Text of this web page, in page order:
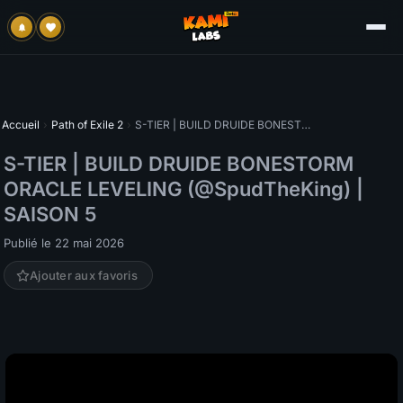
Accueil › Path of Exile 2 › S-TIER | BUILD DRUIDE BONESTORM ORACLE LEVELING (@SpudTheKing) | SAISON 5
S-TIER | BUILD DRUIDE BONESTORM
ORACLE LEVELING (@SpudTheKing) |
SAISON 5
Publié le 22 mai 2026
Ajouter aux favoris